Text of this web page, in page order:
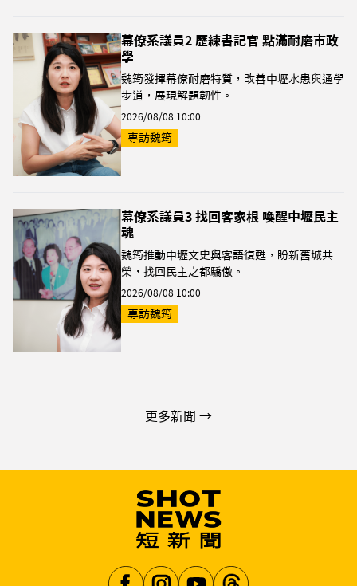
幕僚系議員2 歷練書記官 點滿耐磨市政
學
魏筠發揮幕僚耐磨特質，改善中壢水患與通學
步道，展現解題韌性。
2026/08/08 10:00
專訪魏筠
幕僚系議員3 找回客家根 喚醒中壢民主
魂
魏筠推動中壢文史與客語復甦，盼新舊城共
榮，找回民主之都驕傲。
2026/08/08 10:00
專訪魏筠
更多新聞 →